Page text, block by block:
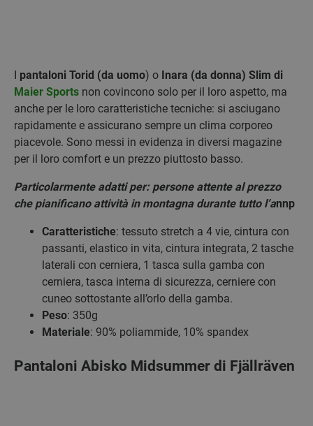
I pantaloni Torid (da uomo) o Inara (da donna) Slim di
Maier Sports non covincono solo per il loro aspetto, ma
anche per le loro caratteristiche tecniche: si asciugano
rapidamente e assicurano sempre un clima corporeo
piacevole. Sono messi in evidenza in diversi magazine
per il loro comfort e un prezzo piuttosto basso.
Particolarmente adatti per: persone attente al prezzo
che pianificano attività in montagna durante tutto l’annp
Caratteristiche: tessuto stretch a 4 vie, cintura con
passanti, elastico in vita, cintura integrata, 2 tasche
laterali con cerniera, 1 tasca sulla gamba con
cerniera, tasca interna di sicurezza, cerniere con
cuneo sottostante all’orlo della gamba.
Peso: 350g
Materiale: 90% poliammide, 10% spandex
Pantaloni Abisko Midsummer di Fjällräven